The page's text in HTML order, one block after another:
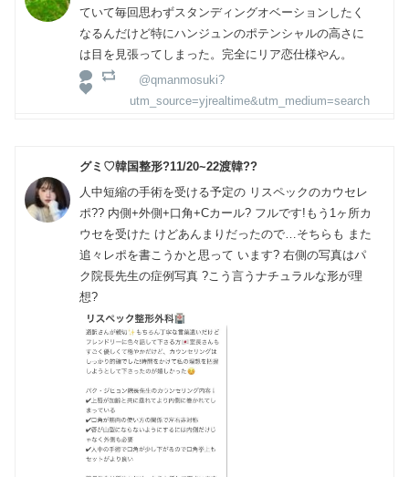
ていて毎回思わずスタンディングオベーションしたく
なるんだけど特にハンジュンのポテンシャルの高さに
は目を見張ってしまった。完全にリア恋仕様やん。
@qmanmosuki?
utm_source=yjrealtime&utm_medium=search
グミ♡韓国整形?11/20~22渡韓??
人中短縮の手術を受ける予定の リスペックのカウセレ
ポ?? 内側+外側+口角+Cカール? フルです!もう1ヶ所カ
ウセを受けた けどあんまりだったので…そちらも また
追々レポを書こうかと思って います? 右側の写真はパ
ク院長先生の症例写真 ?こう言うナチュラルな形が理
想?